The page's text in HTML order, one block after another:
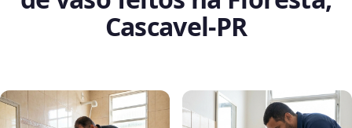
Cascavel‑PR